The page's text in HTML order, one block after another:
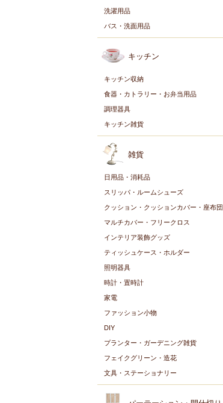
洗濯用品
バス・洗面用品
キッチン
キッチン収納
食器・カトラリー・お弁当用品
調理器具
キッチン雑貨
雑貨
日用品・消耗品
スリッパ・ルームシューズ
クッション・クッションカバー・座布団
マルチカバー・フリークロス
インテリア装飾グッズ
ティッシュケース・ホルダー
照明器具
時計・置時計
家電
ファッション小物
DIY
プランター・ガーデニング雑貨
フェイクグリーン・造花
文具・ステーショナリー